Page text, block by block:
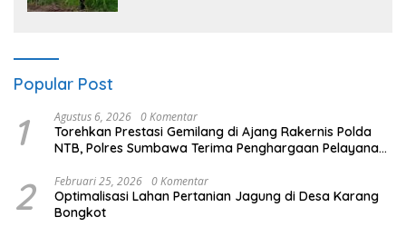
Popular Post
1 Agustus 6, 2026 0 Komentar
Torehkan Prestasi Gemilang di Ajang Rakernis Polda
NTB, Polres Sumbawa Terima Penghargaan Pelayanan
2 Februari 25, 2026 0 Komentar
Optimalisasi Lahan Pertanian Jagung di Desa Karang
Bongkot